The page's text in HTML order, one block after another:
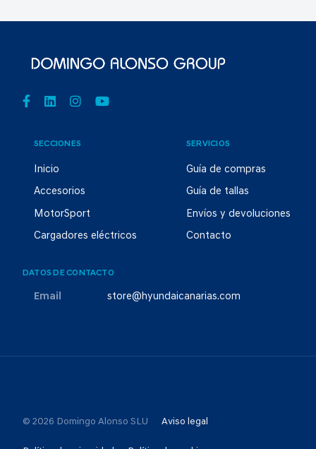
SECCIONES
Inicio
Accesorios
MotorSport
Cargadores eléctricos
SERVICIOS
Guía de compras
Guía de tallas
Envíos y devoluciones
Contacto
DATOS DE CONTACTO
Email store@hyundaicanarias.com
© 2026 Domingo Alonso SLU Aviso legal